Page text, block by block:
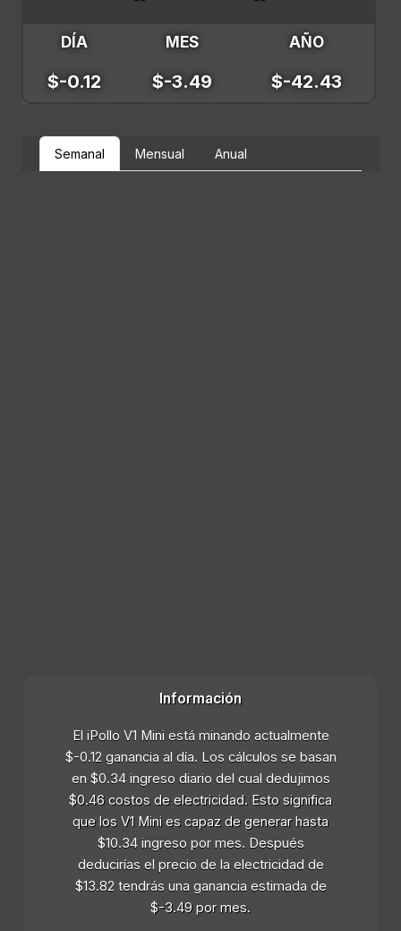
DÍA MES AÑO
$-0.12 $-3.49 $-42.43
Semanal Mensual Anual
Información
El iPollo V1 Mini está minando actualmente
$-0.12 ganancia al día. Los cálculos se basan
en $0.34 ingreso diario del cual dedujimos
$0.46 costos de electricidad. Esto significa
que los V1 Mini es capaz de generar hasta
$10.34 ingreso por mes. Después
deducirías el precio de la electricidad de
$13.82 tendrás una ganancia estimada de
$-3.49 por mes.